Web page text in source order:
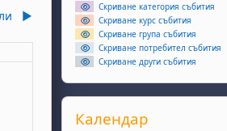
▶︎
6 юнинеделя, 7 юни
Скриване категория събития
Скриване курс събития
Скриване група събития
Скриване потребител събития
Скриване други събития
Прескочи Календар
Календар